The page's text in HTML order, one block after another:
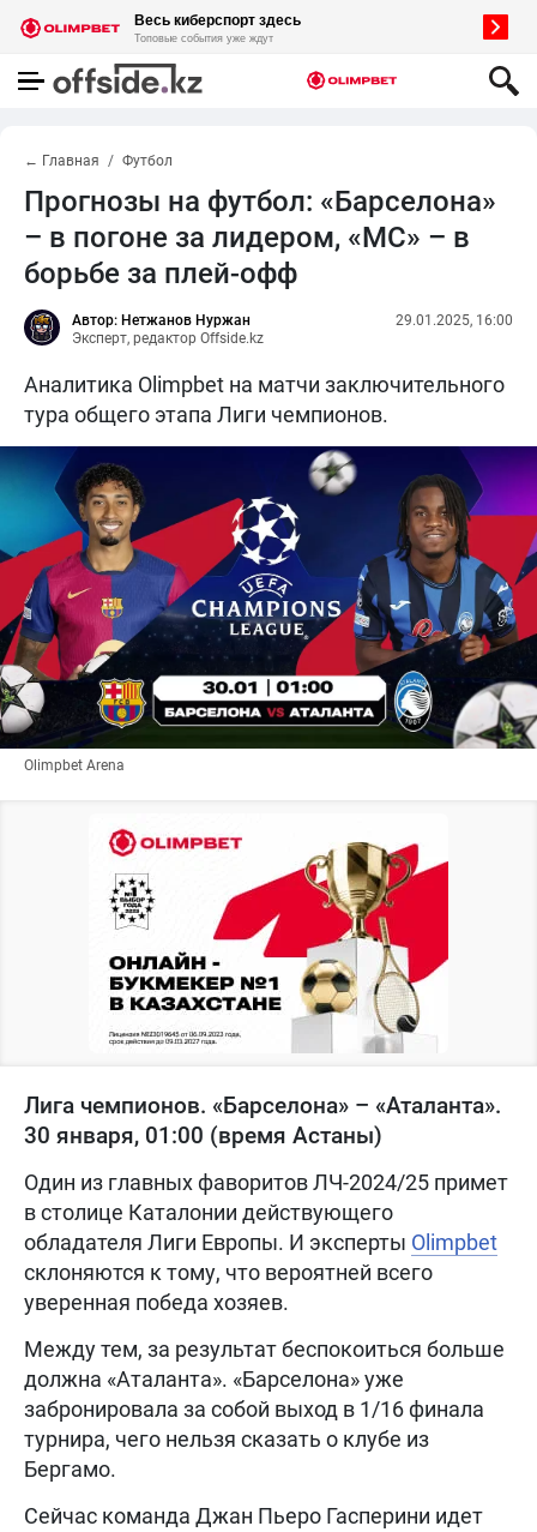
← Главная Футбол
Прогнозы на футбол: «Барселона»
– в погоне за лидером, «МС» – в
борьбе за плей-офф
Автор: Нетжанов Нуржан
Эксперт, редактор Offside.kz
29.01.2025, 16:00
Аналитика Olimpbet на матчи заключительного
тура общего этапа Лиги чемпионов.
Olimpbet Arena
Лига чемпионов. «Барселона» – «Аталанта».
30 января, 01:00 (время Астаны)
Один из главных фаворитов ЛЧ-2024/25 примет
в столице Каталонии действующего
обладателя Лиги Европы. И эксперты Olimpbet
склоняются к тому, что вероятней всего
уверенная победа хозяев.
Между тем, за результат беспокоиться больше
должна «Аталанта». «Барселона» уже
забронировала за собой выход в 1/16 финала
турнира, чего нельзя сказать о клубе из
Бергамо.
Сейчас команда Джан Пьеро Гасперини идет